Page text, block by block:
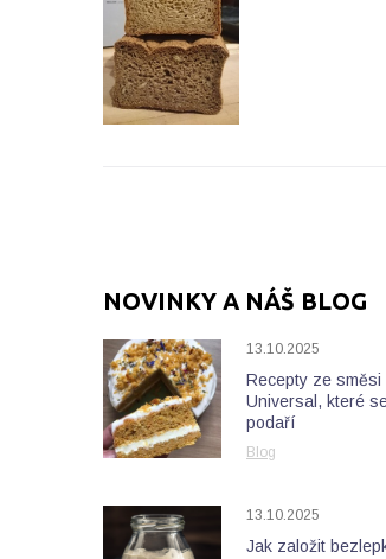
NOVINKY A NÁŠ BLOG
13.10.2025
Recepty ze směsi
Universal, které
podaří
Blog
13.10.2025
Jak založit